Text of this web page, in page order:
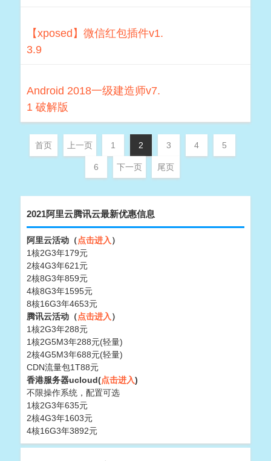
【xposed】微信红包插件v1.
3.9
Android 2018一级建造师v7.
1 破解版
首页 上一页 1 2 3 4 5
6 下一页 尾页
2021阿里云腾讯云最新优惠信息
阿里云活动（点击进入 ）
1核2G3年179元
2核4G3年621元
2核8G3年859元
4核8G3年1595元
8核16G3年4653元
腾讯云活动（点击进入 ）
1核2G3年288元
1核2G5M3年288元(轻量)
2核4G5M3年688元(轻量)
CDN流量包1T88元
香港服务器ucloud(点击进入)
不限操作系统，配置可选
1核2G3年635元
2核4G3年1603元
4核16G3年3892元